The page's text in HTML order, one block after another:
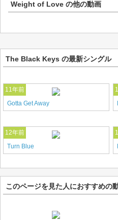
Weight of Love の他の動画
The Black Keys の最新シングル
11年前
Gotta Get Away
12年前
Turn Blue
このページを見た人におすすめの